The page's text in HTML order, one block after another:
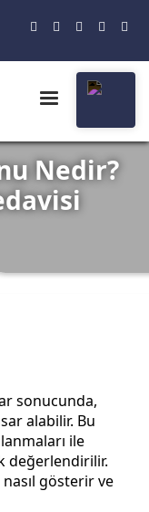
Nedir?
sonucunda,
alabilir. Bu
ile
değerlendirilir.
gösterir ve